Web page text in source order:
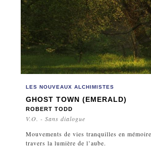
LES NOUVEAUX ALCHIMISTES
GHOST TOWN (EMERALD)
ROBERT TODD
V.O. - Sans dialogue
Mouvements de vies tranquilles en
travers la lumière de l’aube.